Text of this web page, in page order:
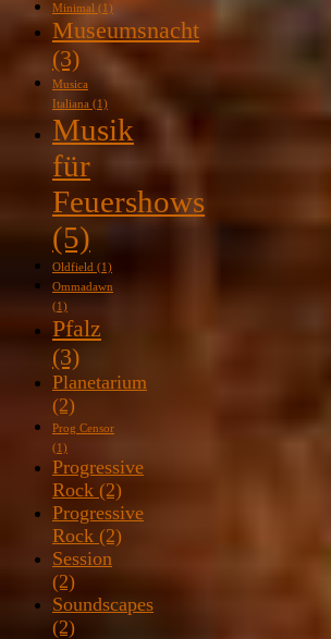
Minimal (1)
Museumsnacht
(3)
Musica
Italiana (1)
Musik
für
Feuershows
(5)
Oldfield (1)
Ommadawn
(1)
Pfalz
(3)
Planetarium
(2)
Prog Censor
(1)
Progressive
Rock (2)
Progressive
Rock (2)
Session
(2)
Soundscapes
(2)